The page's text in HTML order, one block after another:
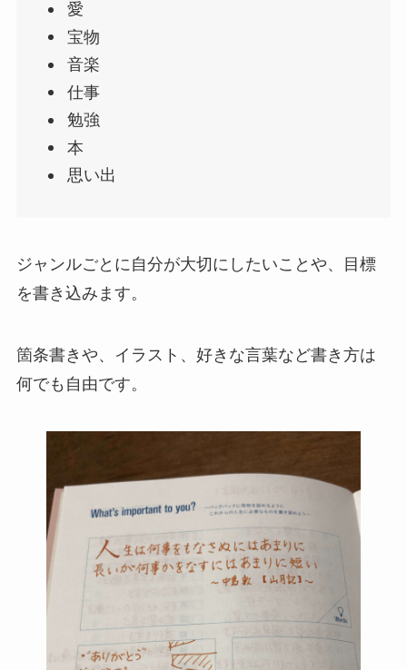
愛
宝物
音楽
仕事
勉強
本
思い出
ジャンルごとに自分が大切にしたいことや、目標
を書き込みます。
箇条書きや、イラスト、好きな言葉など書き方は
何でも自由です。